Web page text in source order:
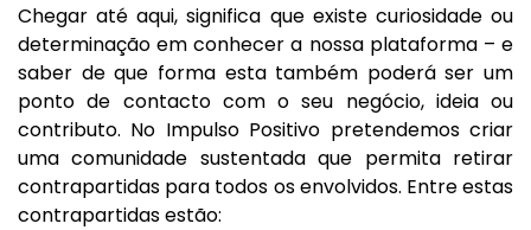
Chegar até aqui, significa que existe curiosidade ou
determinação em conhecer a nossa plataforma – e
saber de que forma esta também poderá ser um
ponto de contacto com o seu negócio, ideia ou
contributo. No Impulso Positivo pretendemos criar
uma comunidade sustentada que permita retirar
contrapartidas para todos os envolvidos. Entre estas
contrapartidas estão: